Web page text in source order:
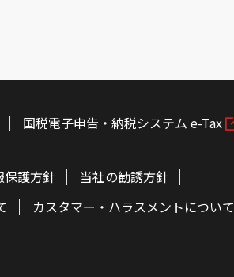
国税電子申告・納税システム e-Tax
保護方針
当社の勧誘方針
カスタマー・ハラスメントについて